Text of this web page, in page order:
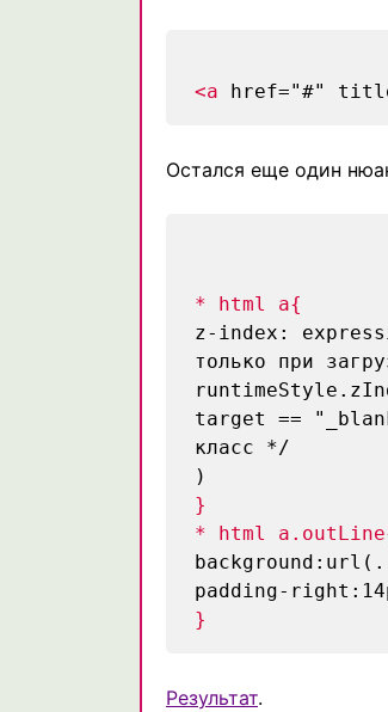
<a href="#"
Остался еще один
* html a{
z-index:
только при
target ==
класс */
)
}
* html
padding-
}
Результат.